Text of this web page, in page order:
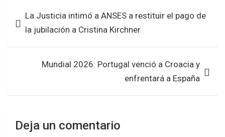
o
o
k
A
p
p
de
entradas
La Justicia intimó a ANSES a restituir el pago de
la jubilación a Cristina Kirchner
Mundial 2026: Portugal venció a Croacia y
enfrentará a España
Deja un comentario